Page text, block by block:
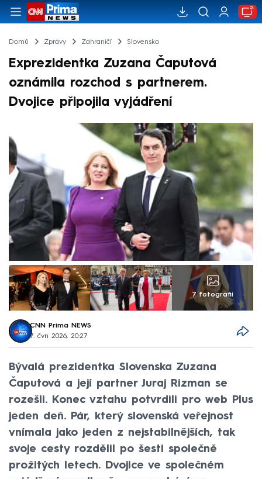
Domů Zprávy Zahraničí Slovensko
Exprezidentka Zuzana Čaputová
oznámila rozchod s partnerem.
Dvojice připojila vyjádření
7 fotografií
CNN Prima NEWS
7. čvn 2026, 20:27
Bývalá prezidentka Slovenska Zuzana
Čaputová a její partner Juraj Rizman se
rozešli. Konec vztahu potvrdili pro web Plus
jeden deň. Pár, který slovenská veřejnost
vnímala jako jeden z nejstabilnějších, tak
svoje cesty rozdělil po šesti společně
prožitých letech. Dvojice ve společném